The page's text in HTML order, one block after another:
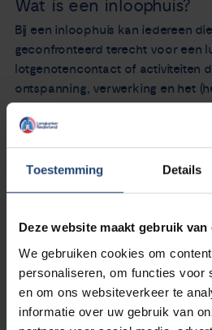
Toestemming Details
Deze website maakt gebruik van
We gebruiken cookies om
personaliseren, om functies voor
en om ons websiteverkeer te
informatie over uw gebruik van
Wat is een inloophuis?
Bij een inloophuis kan iedereen
geconfronteerd terecht voor een
lotgenotencontact of activiteiten
ontspanning, verwerking en het
mentale kracht en veerkracht.
IPSO(alle inloophuizen) voor het
buurt en bekijk de activiteiten.
Bron: De Nieuwsredactie